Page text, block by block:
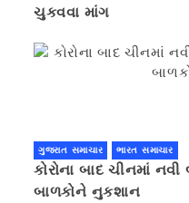
ચુકવવા માંગ
ગુજરાત સમાચાર ભારત સમાચાર
કોરોના બાદ ચીનમાં નવી
બાળકોને નુકશાન